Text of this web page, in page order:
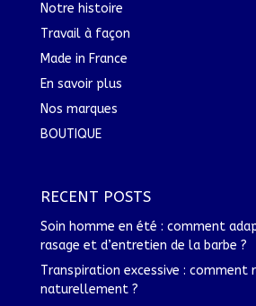
Notre histoire
Travail à façon
Made in France
En savoir plus
Nos marques
BOUTIQUE
RECENT POSTS
Soin homme en été : comment
rasage et d’entretien de la barbe ?
Transpiration excessive : comment
naturellement ?